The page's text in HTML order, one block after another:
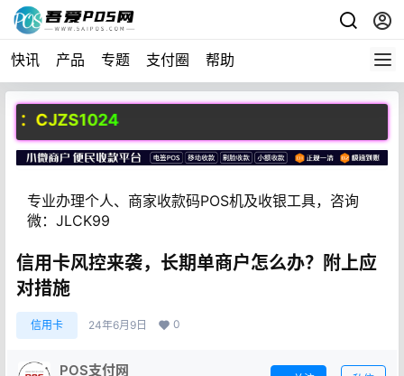
快讯 产品 专题 支付圈 帮助
CJZS1024
专业办理个人、商家收款码POS机及收银工具，咨询
微：JLCK99
信用卡风控来袭，长期单商户怎么办？附上应
对措施
信用卡 24年6月9日 0
POS支付网